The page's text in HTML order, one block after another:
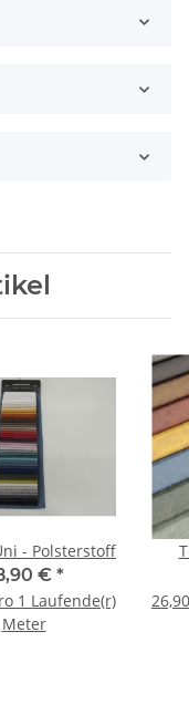
- Polsterstoff
€ *
1 Laufende(r)
Meter